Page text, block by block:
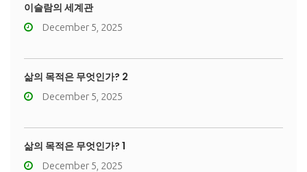
이슬람의 세계관
December 5, 2025
삶의 목적은 무엇인가? 2
December 5, 2025
삶의 목적은 무엇인가? 1
December 5, 2025